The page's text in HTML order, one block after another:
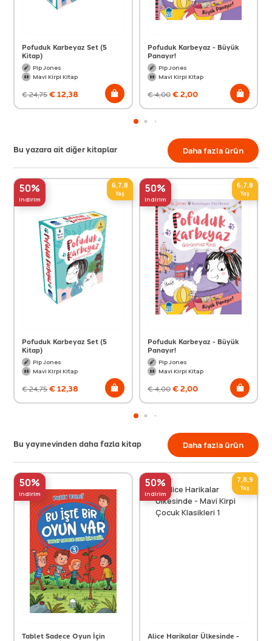
Pofuduk Karbeyaz Set (5
Kitap)
Pip Jones
Mavi Kirpi Kitap
€24,75€12,38
Pofuduk Karbeyaz - Büyük
Panayır!
Pip Jones
Mavi Kirpi Kitap
€4,00€2,00
Bu yazara ait diğer kitaplar Daha fazla ürün
50%
indirim
6,7,8
Yaş
Pofuduk Karbeyaz Set (5
Kitap)
Pip Jones
Mavi Kirpi Kitap
€24,75€12,38
50%
indirim
6,7,8
Yaş
Pofuduk Karbeyaz - Büyük
Panayır!
Pip Jones
Mavi Kirpi Kitap
€4,00€2,00
Bu yayınevinden daha fazla kitap Daha fazla ürün
50%
indirim
Tablet Sadece Oyun İçin
50%
indirim
7,8,9
Yaş
Alice Harikalar Ülkesinde -